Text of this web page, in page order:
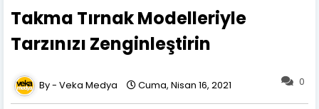
Takma Tırnak Modelleriyle
Tarzınızı Zenginleştirin
0
Veka Medya Cuma, Nisan 16, 2021